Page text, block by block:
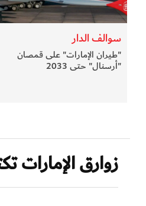
سوالف الدار
"طيران الإمارات" على قمصان
"أرسنال" حتى 2033
زوارق الإمارات